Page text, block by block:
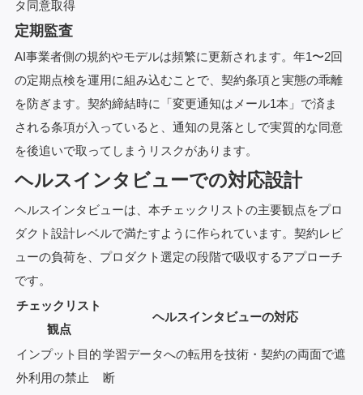
タ同意取得
定期監査
AI事業者側の規約やモデルは頻繁に更新されます。年1〜2回
の定期点検を運用に組み込むことで、契約条項と実態の乖離
を防ぎます。契約締結時に「変更通知はメール1本」で済ま
される条項が入っていると、通知の見落としで実質的な同意
を後追いで取ってしまうリスクがあります。
ヘルスインタビューでの対応設計
ヘルスインタビューは、本チェックリストの主要観点をプロ
ダクト設計レベルで満たすように作られています。契約レビ
ューの負荷を、プロダクト選定の段階で吸収するアプローチ
です。
チェックリスト
観点
ヘルスインタビューの対応
インプット目的
外利用の禁止
学習データへの転用を技術・契約の両面で遮
断